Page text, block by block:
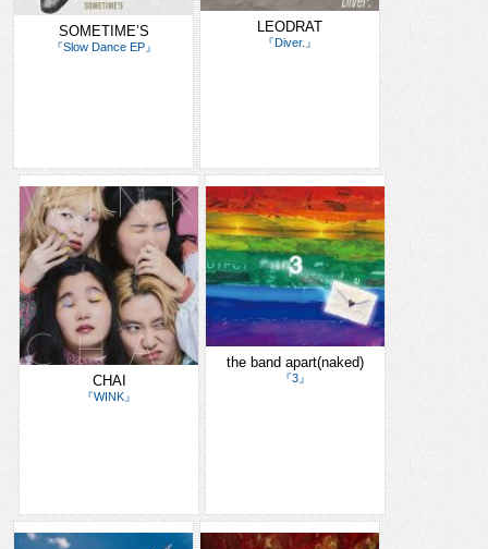
SOMETIME’S
『Slow Dance EP』
LEODRAT
『Diver.』
CHAI
『WINK』
the band apart(naked)
『3』